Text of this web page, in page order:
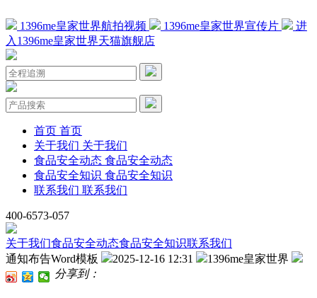
1396me皇家世界航拍视频 1396me皇家世界宣传片
进
入1396me皇家世界天猫旗舰店
首页 首页
关于我们 关于我们
食品安全动态 食品安全动态
食品安全知识 食品安全知识
联系我们 联系我们
400-6573-057
关于我们食品安全动态食品安全知识联系我们
通知布告Word模板
2025-12-16 12:31
1396me皇家世界
分享到：